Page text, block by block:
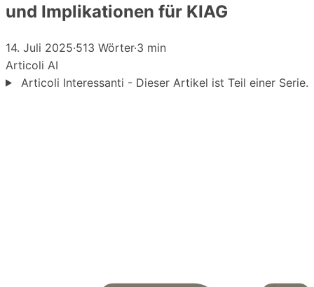
und Implikationen für KIAG
14. Juli 2025·513 Wörter·3 min
Articoli AI
Articoli Interessanti - Dieser Artikel ist Teil einer Serie.